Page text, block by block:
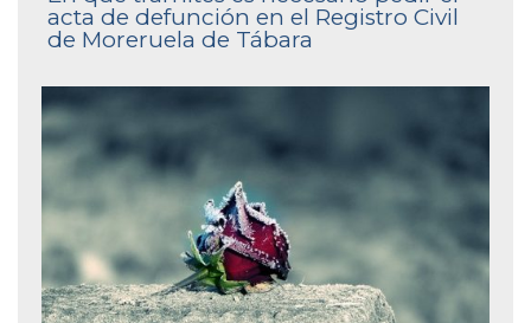
acta de defunción en el Registro Civil
de Moreruela de Tábara